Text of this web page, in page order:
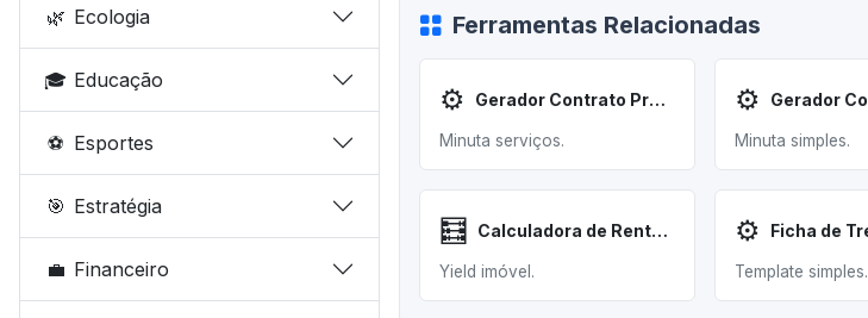
🌿 Ecologia
🎓 Educação
⚽ Esportes
🎯 Estratégia
💼 Financeiro
Ferramentas Relacionadas
⚙️ Gerador Contrato Prestação
Minuta serviços.
⚙️
Minuta simples.
🧮 Calculadora de Rentabilidade Aluguel
Yield imóvel.
⚙️
Template simples.